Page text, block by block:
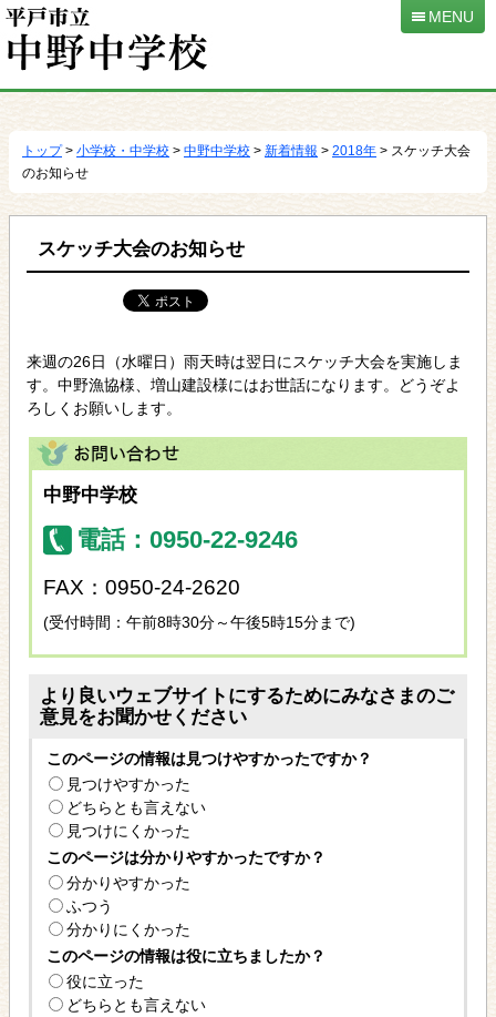
動
MENU
トップ> 小学校・中学校 > 中野中学校 > 新着情報 > 2018年 > スケッチ大会
のお知らせ
スケッチ大会のお知らせ
来週の26日（水曜日）雨天時は翌日にスケッチ大会を実施しま
す。中野漁協様、増山建設様にはお世話になります。どうぞよ
ろしくお願いします。
中野中学校
電話：0950-22-9246
FAX：0950-24-2620
(受付時間：午前8時30分～午後5時15分まで)
より良いウェブサイトにするためにみなさまのご
意見をお聞かせください
このページの情報は見つけやすかったですか？
見つけやすかった
どちらとも言えない
見つけにくかった
このページは分かりやすかったですか？
分かりやすかった
ふつう
分かりにくかった
このページの情報は役に立ちましたか？
役に立った
どちらとも言えない